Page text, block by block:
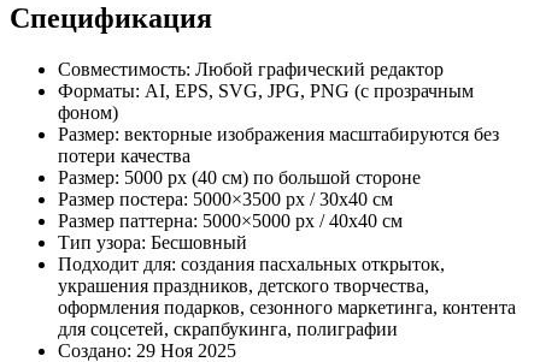
Спецификация
Совместимость: Любой графический редактор
Форматы: AI, EPS, SVG, JPG, PNG (с прозрачным
фоном)
Размер: векторные изображения масштабируются без
потери качества
Размер: 5000 px (40 см) по большой стороне
Размер постера: 5000×3500 px / 30х40 см
Размер паттерна: 5000×5000 px / 40х40 см
Тип узора: Бесшовный
Подходит для: создания пасхальных открыток,
украшения праздников, детского творчества,
оформления подарков, сезонного маркетинга, контента
для соцсетей, скрапбукинга, полиграфии
Создано: 29 Ноя 2025